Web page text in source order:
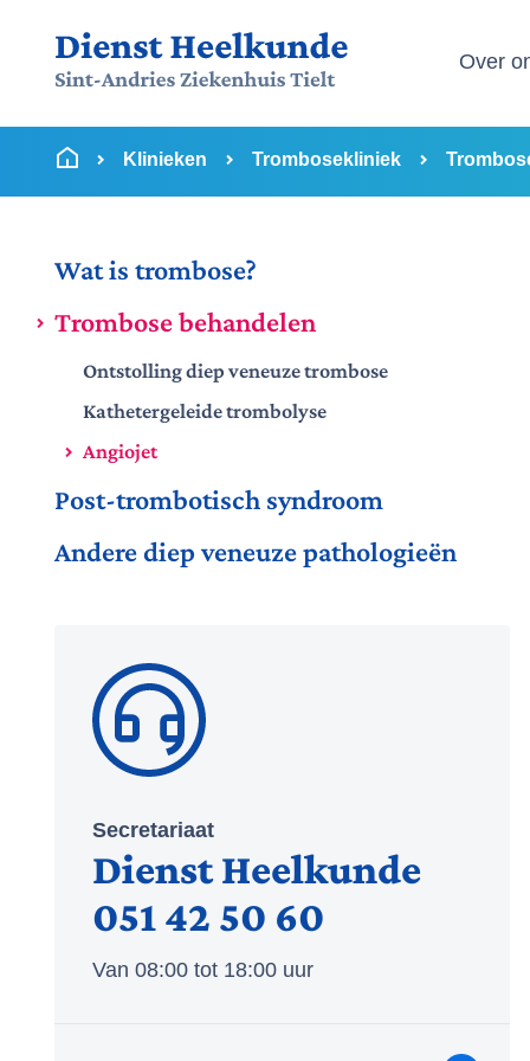
Menu
Over
U bevindt zich hier:
van
StartpaginaKlinieken Trombosekliniek
Wat is trombose?
Trombose behandelen
Ontstolling diep veneuze trombose
Kathetergeleide trombolyse
Angiojet
Post-trombotisch syndroom
Andere diep veneuze pathologieën
Secretariaat
Dienst Heelkunde
051 42 50 60
Van 08:00 tot 18:00 uur